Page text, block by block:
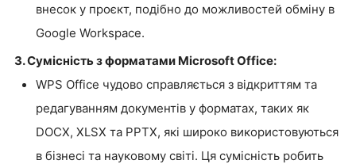
внесок у проєкт, подібно до можливостей обміну в
Google Workspace.
3. Сумісність з форматами Microsoft Office:
WPS Office чудово справляється з відкриттям та
редагуванням документів у форматах, таких як
DOCX, XLSX та PPTX, які широко використовуються
в бізнесі та науковому світі. Ця сумісність робить